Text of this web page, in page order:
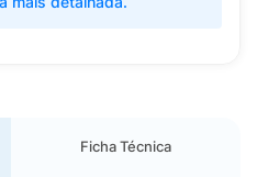
Ficha Técnica